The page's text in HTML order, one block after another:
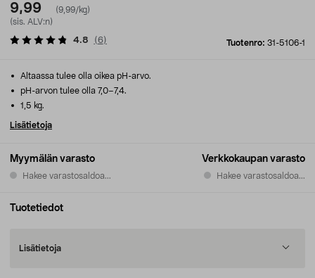
9,99
(9,99/kg)
(sis. ALV:n)
Tuotenro: 31-5106-1
4.8 (6)
Myymälän varasto
Hakee varastosaldoa...
Verkkokaupan varasto
Hakee varastosaldoa...
Altaassa tulee olla oikea pH-arvo.
pH-arvon tulee olla 7,0−7,4.
1,5 kg.
Lisätietoja
Tuotetiedot
Lisätietoja